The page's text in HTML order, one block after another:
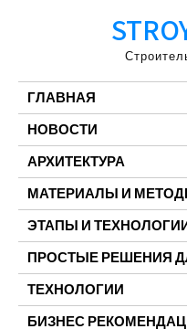
ГЛАВНАЯ
НОВОСТИ
АРХИТЕКТУРА
МАТЕРИАЛЫ И
ЭТАПЫ И
ПРОСТЫЕ РЕШЕНИЯ
ТЕХНОЛОГИИ
БИЗНЕС